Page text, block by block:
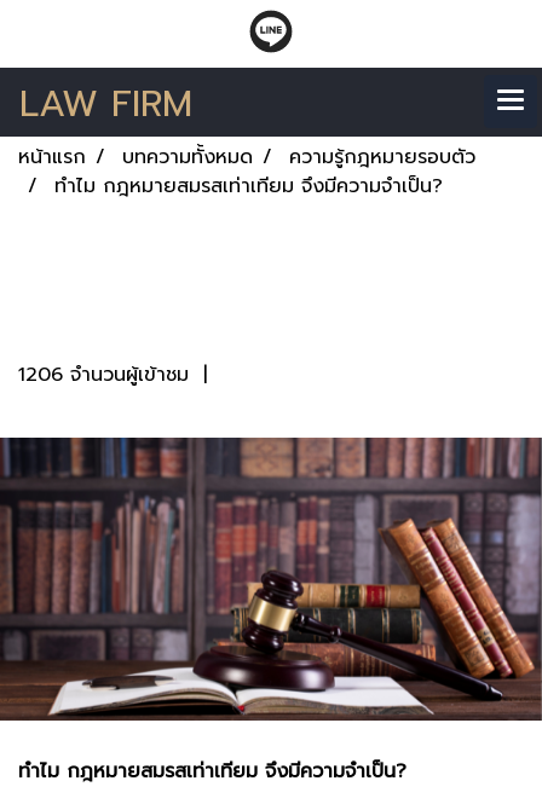
LAW FIRM
หน้าแรก บทความทั้งหมด
ความรู้กฎหมายรอบตัว
ทำไม กฎหมายสมรสเท่าเทียม จึงมีความจำเป็น?
1206 จำนวนผู้เข้าชม |
ทำไม กฎหมายสมรสเท่าเทียม จึงมีความจำเป็น?